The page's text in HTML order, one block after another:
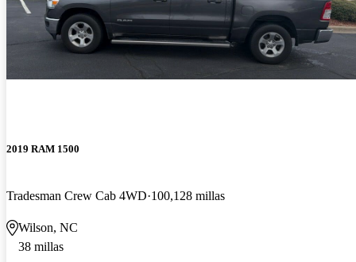
2019 RAM 1500
Tradesman Crew Cab 4WD 100,128 millas
Wilson, NC
38 millas